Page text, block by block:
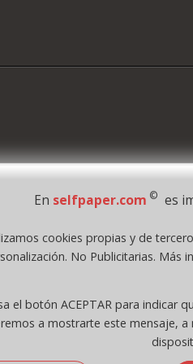
- 2026 Grupo Selfpaper. Todos
Tomo 7263, Libro 4565, Folio 1,
En selfpaper.com © es
cookies propias y de
No Publicitarias. Más
el botón ACEPTAR para indicar
a mostrarte este mensaje,